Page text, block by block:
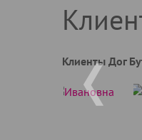
Клиенты Дог